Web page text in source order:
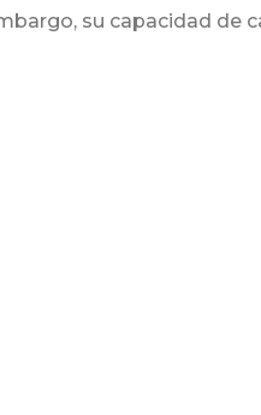
su capacidad de